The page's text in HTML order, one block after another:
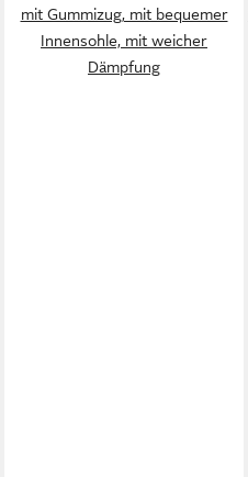
mit Gummizug, mit bequemer
Innensohle, mit weicher
Dämpfung